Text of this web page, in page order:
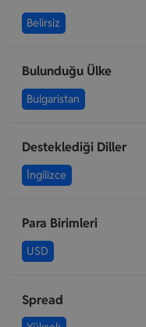
Belirsiz
Bulunduğu Ülke
Bulgaristan
Desteklediği Diller
İngilizce
Para Birimleri
USD
Spread